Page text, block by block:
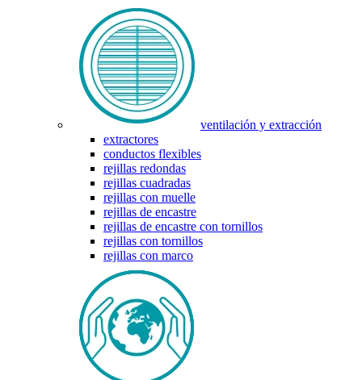
ventilación y extracción
extractores
conductos flexibles
rejillas redondas
rejillas cuadradas
rejillas con muelle
rejillas de encastre
rejillas de encastre con tornillos
rejillas con tornillos
rejillas con marco